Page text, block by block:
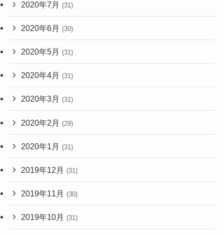
2020年7月 (31)
2020年6月 (30)
2020年5月 (31)
2020年4月 (31)
2020年3月 (31)
2020年2月 (29)
2020年1月 (31)
2019年12月 (31)
2019年11月 (30)
2019年10月 (31)